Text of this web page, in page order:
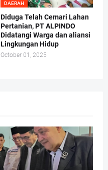
DAERAH
Diduga Telah Cemari Lahan
Pertanian, PT ALPINDO
Didatangi Warga dan aliansi
Lingkungan Hidup
October 01, 2025